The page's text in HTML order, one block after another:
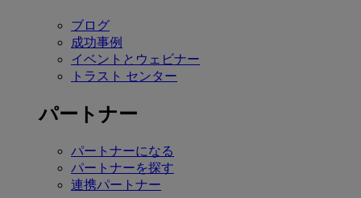
ブログ
成功事例
イベントとウェビナー
トラスト センター
パートナー
パートナーになる
パートナーを探す
連携パートナー